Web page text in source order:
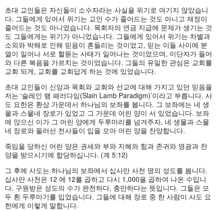
초대 교인들은 자신들이 소수자라는 사실을 위기로 여기지 않았습니
다. 그들에게 있어서 위기는 교인 수가 줄어드는 것도 아니고 재정이
줄어드는 것도 아니었습니다. 목회자의 연금 지급에 문제가 생기는 것
도 그들에게는 위기가 아니었습니다. 그들에게 있어서 위기는 차별과
소외와 박해로 인해 믿음이 흔들리는 것이었고, 믿는 이들 사이에 분
열이 일어나 서로 헐뜯는 사태가 일어나는 것이었으며, 이단자가 들어
와 다른 복음을 가르치는 것이었습니다. 그들의 유일한 관심은 교회를
교회 되게, 교회를 교회답게 하는 것에 있었습니다.
초대 교인들이 신앙과 목회와 교회와 선교에 대해 가지고 있던 믿음을
저는 ‘슬레인 램 패러다임(Slain Lamb Paradigm)’이라고 부릅니다. 사
도 요한은 환상 가운데서 하나님의 보좌를 봅니다. 그 보좌에는 네 생
물과 스물네 장로가 있었고 그 가운데 어린 양이 서 있었습니다. 보좌
에 앉으신 이가 그 어린 양에게 두루마리를 넘겨주자, 네 생물과 스물
네 장로와 둘러선 천사들이 입을 모아 어린 양을 찬양합니다.
죽임을 당하신 어린 양은 권세와 부와 지혜와 힘과 존귀와 영광과 찬
양을 받으시기에 합당하십니다. (계 5:12)
그 후에 사도는 하나님의 보좌에서 십사만 사천 명의 성도를 봅니다.
십사만 사천은 12 에 12를 곱하고 다시 1,000을 곱하여 나온 수입니
다. 구원받은 성도의 수가 완전하다, 충만하다는 뜻입니다. 그들은 모
두 흰 두루마기를 입었습니다. 그들에 대해 장로 중 한 사람이 사도 요
한에게 이렇게 말합니다.